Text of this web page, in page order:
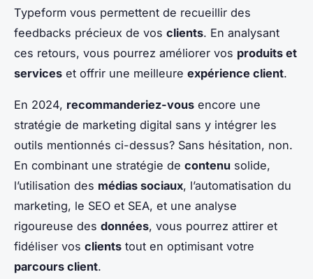
Typeform vous permettent de recueillir des
feedbacks précieux de vos clients. En analysant
ces retours, vous pourrez améliorer vos produits et
services et offrir une meilleure expérience client.
En 2024, recommanderiez-vous encore une
stratégie de marketing digital sans y intégrer les
outils mentionnés ci-dessus? Sans hésitation, non.
En combinant une stratégie de contenu solide,
l’utilisation des médias sociaux, l’automatisation du
marketing, le SEO et SEA, et une analyse
rigoureuse des données, vous pourrez attirer et
fidéliser vos clients tout en optimisant votre
parcours client.